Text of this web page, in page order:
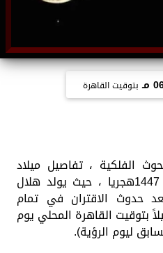
بتوقيت القاهرة
الفلكية ، تفاصيل ميلاد
هلال شهر ذو الحجة لعام 1447هجريا ، حيث ​يولد هلال
حدوث الاقتران في تمام
بتوقيت القاهرة المحلي يوم